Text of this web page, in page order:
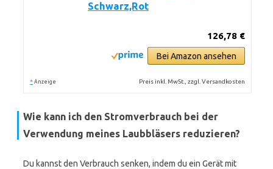
Schwarz,Rot
126,78 €
Bei Amazon ansehen
* Anzeige Preis inkl. MwSt., zzgl. Versandkosten
Wie kann ich den Stromverbrauch bei der
Verwendung meines Laubbläsers reduzieren?
Du kannst den Verbrauch senken, indem du ein Gerät mit